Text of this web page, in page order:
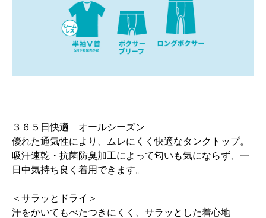
３６５日快適 オールシーズン
優れた通気性により、ムレにくく快適なタンクトップ。
吸汗速乾・抗菌防臭加工によって匂いも気にならず、一
日中気持ち良く着用できます。
＜サラッとドライ＞
汗をかいてもべたつきにくく、サラッとした着心地